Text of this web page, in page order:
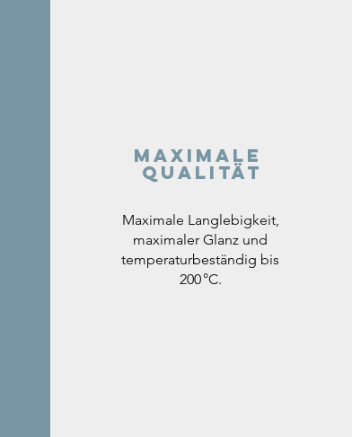
Maximale
Qualität
Maximale Langlebigkeit,
maximaler Glanz und
temperaturbeständig bis
200 °C.